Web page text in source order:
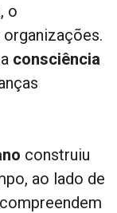
o
consciência
construiu
ao lado de